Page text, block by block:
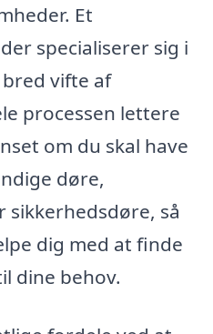
Et
specialiserer sig i
vifte af
processen lettere
om du skal have
døre,
sikkerhedsdøre, så
dig med at finde
dine behov.